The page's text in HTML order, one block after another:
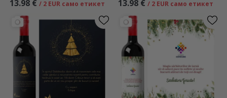
13.98 € / 2 EUR само етикет 13.98 € / 2 EUR само етикет